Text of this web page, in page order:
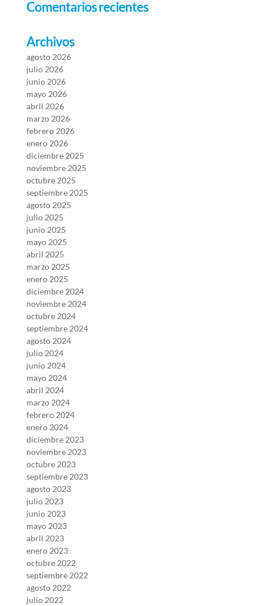
Comentarios recientes
Archivos
agosto 2026
julio 2026
junio 2026
mayo 2026
abril 2026
marzo 2026
febrero 2026
enero 2026
diciembre 2025
noviembre 2025
octubre 2025
septiembre 2025
agosto 2025
julio 2025
junio 2025
mayo 2025
abril 2025
marzo 2025
enero 2025
diciembre 2024
noviembre 2024
octubre 2024
septiembre 2024
agosto 2024
julio 2024
junio 2024
mayo 2024
abril 2024
marzo 2024
febrero 2024
enero 2024
diciembre 2023
noviembre 2023
octubre 2023
septiembre 2023
agosto 2023
julio 2023
junio 2023
mayo 2023
abril 2023
enero 2023
octubre 2022
septiembre 2022
agosto 2022
julio 2022